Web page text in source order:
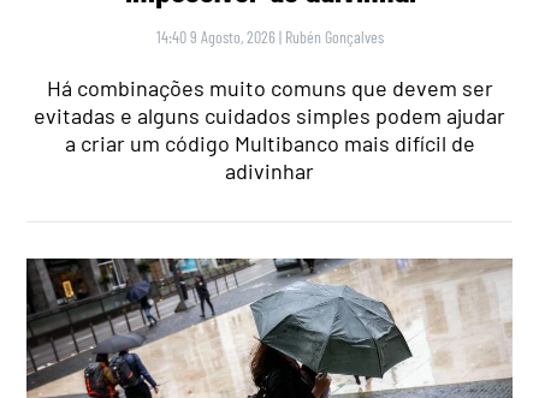
14:40 9 Agosto, 2026 | Rubén Gonçalves
Há combinações muito comuns que devem ser
evitadas e alguns cuidados simples podem ajudar
a criar um código Multibanco mais difícil de
adivinhar